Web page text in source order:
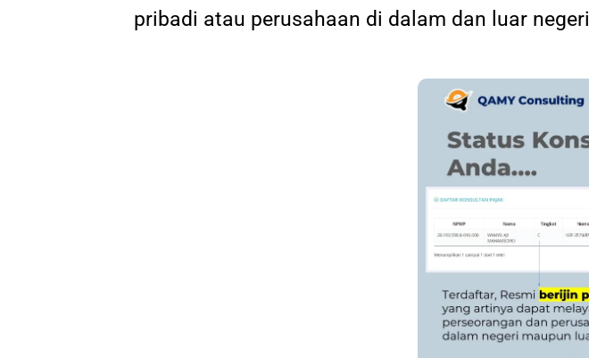
pribadi atau perusahaan di dalam dan luar negeri